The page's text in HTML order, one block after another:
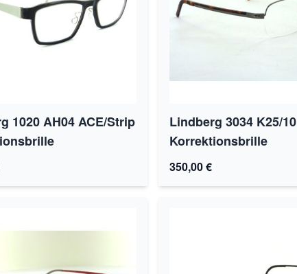
1020 AH04 ACE/Strip
Lindberg 3034 K25/10
Korrektionsbrille
350,00 €